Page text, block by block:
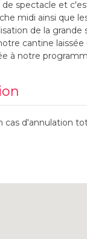
spectacle et
midi ainsi que
de la grande
cantine laissée
à notre
cas d'annulation